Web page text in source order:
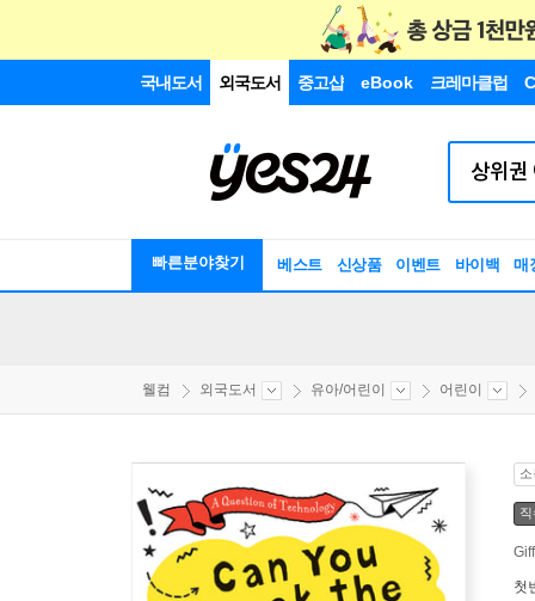
국내도서 외국도서 중고샵 eBook 크레마클럽
빠른분야찾기 베스트 신상품 이벤트 바이백 매
웰컴 외국도서 유아/어린이 어린이
첫